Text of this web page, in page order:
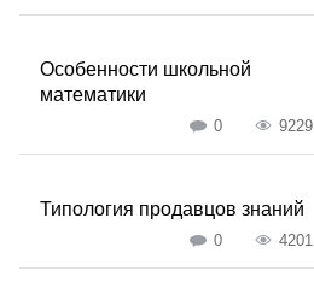
Особенности школьной
математики
0 9229
Типология продавцов знаний
0 4201